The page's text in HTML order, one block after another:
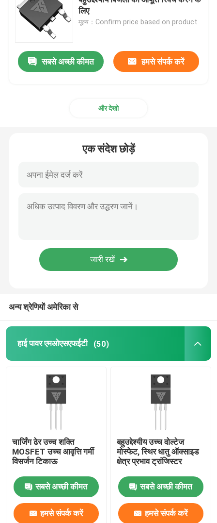
सुपर जंक्शन एमओएसएफईटी
सिलिकॉन कार्बाइड एसबीडी
शोट्की बैरियर डायोड
हाई पावर सेमीकंडक्टर
लिए
मूल्य：Confirm price based on product
सबसे अच्छी कीमत हमसे संपर्क करें
और देखो
एक संदेश छोड़ें
अन्य श्रेणियों अमेरिका से
हाई पावर एमओएसएफईटी (50)
चार्जिंग ढेर उच्च शक्ति
MOSFET उच्च आवृत्ति गर्मी
विसर्जन टिकाऊ
सबसे अच्छी कीमत
हमसे संपर्क करें
बहुउद्देश्यीय उच्च वोल्टेज
मोस्फेट, स्थिर धातु ऑक्साइड
क्षेत्र प्रभाव ट्रांजिस्टर
सबसे अच्छी कीमत
हमसे संपर्क करें